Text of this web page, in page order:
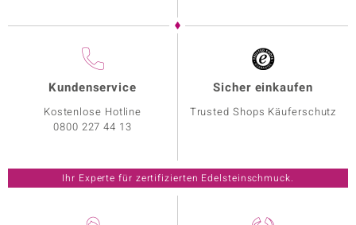
Kundenservice
Kostenlose Hotline
0800 227 44 13
Sicher einkaufen
Trusted Shops Käuferschutz
Ihr Experte für zertifizierten Edelsteinschmuck.